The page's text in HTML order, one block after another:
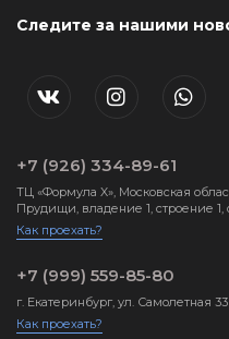
Следите за нашими
+7 (926) 334-89-61
ТЦ «Формула X», Московская
Прудищи, владение 1, строение 1,
Как проехать?
+7 (999) 559-85-80
г. Екатеринбург, ул. Самолетная 33
Как проехать?